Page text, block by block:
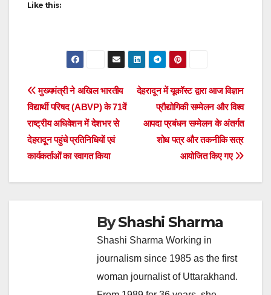
Like this:
Post
navigation
देहरादून में यूकॉस्ट द्वारा आज विज्ञान
प्रौद्योगिकी सम्मेलन और विश्व
आपदा प्रबंधन सम्मेलन के अंतर्गत
शोध पत्र और तकनीकि सत्र
आयोजित किए गए
मुख्यमंत्री ने अखिल भारतीय
विद्यार्थी परिषद (ABVP) के 71वें
राष्ट्रीय अधिवेशन में देशभर से
देहरादून पहुंचे प्रतिनिधियों एवं
कार्यकर्ताओं का स्वागत किया
ByShashi Sharma
Shashi Sharma Working in
journalism since 1985 as the first
woman journalist of Uttarakhand.